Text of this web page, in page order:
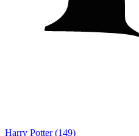
Harry Potter (149)